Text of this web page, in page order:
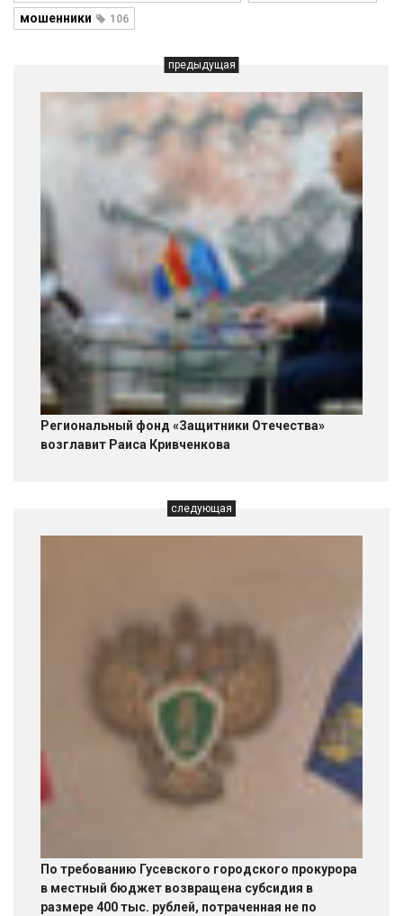
мошенники 106
предыдущая
Региональный фонд «Защитники Отечества»
возглавит Раиса Кривченкова
следующая
По требованию Гусевского городского прокурора
в местный бюджет возвращена субсидия в
размере 400 тыс. рублей, потраченная не по